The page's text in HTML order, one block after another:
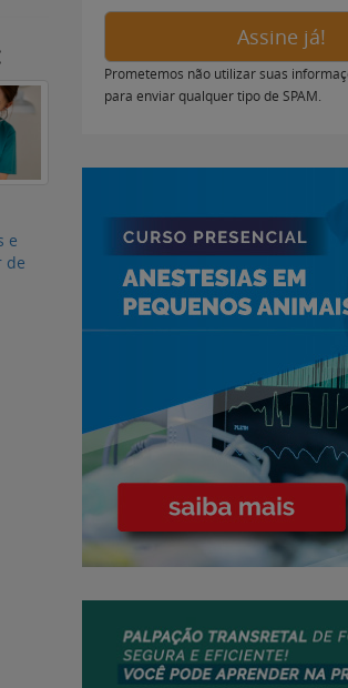
Assine já!
Prometemos não utilizar suas
para enviar qualquer tipo de SPAM.